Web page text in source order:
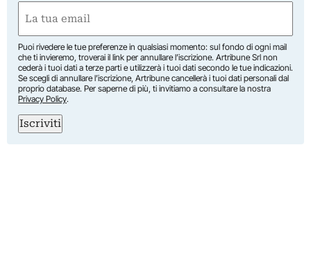
First
(Required)
Puoi rivedere le tue preferenze in qualsiasi momento: sul fondo di ogni mail
che ti invieremo, troverai il link per annullare l’iscrizione. Artribune Srl non
cederà i tuoi dati a terze parti e utilizzerà i tuoi dati secondo le tue indicazioni.
Se scegli di annullare l’iscrizione, Artribune cancellerà i tuoi dati personali dal
proprio database. Per saperne di più, ti invitiamo a consultare la nostra
Privacy Policy.
Iscriviti